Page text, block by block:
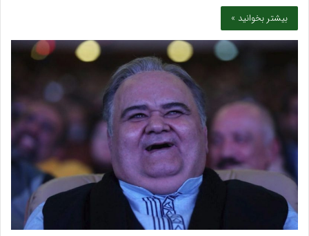
بیشتر بخوانید »